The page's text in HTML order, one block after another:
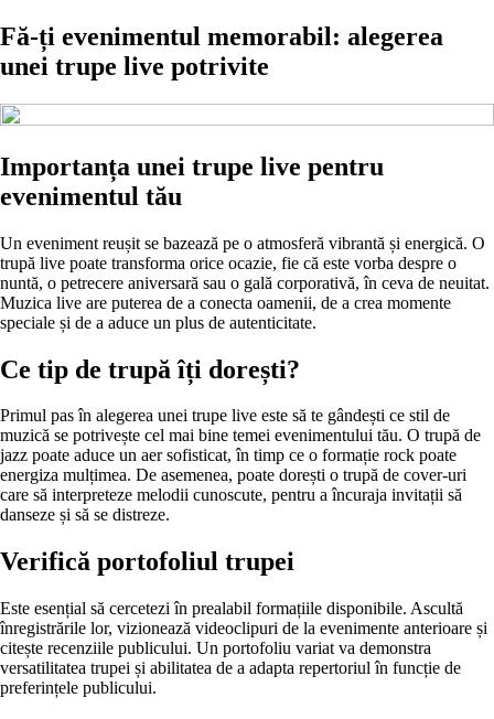
Fă-ți evenimentul memorabil: alegerea
unei trupe live potrivite
Importanța unei trupe live pentru
evenimentul tău
Un eveniment reușit se bazează pe o atmosferă vibrantă și energică. O
trupă live poate transforma orice ocazie, fie că este vorba despre o
nuntă, o petrecere aniversară sau o gală corporativă, în ceva de neuitat.
Muzica live are puterea de a conecta oamenii, de a crea momente
speciale și de a aduce un plus de autenticitate.
Ce tip de trupă îți dorești?
Primul pas în alegerea unei trupe live este să te gândești ce stil de
muzică se potrivește cel mai bine temei evenimentului tău. O trupă de
jazz poate aduce un aer sofisticat, în timp ce o formație rock poate
energiza mulțimea. De asemenea, poate dorești o trupă de cover-uri
care să interpreteze melodii cunoscute, pentru a încuraja invitații să
danseze și să se distreze.
Verifică portofoliul trupei
Este esențial să cercetezi în prealabil formațiile disponibile. Ascultă
înregistrările lor, vizionează videoclipuri de la evenimente anterioare și
citește recenziile publicului. Un portofoliu variat va demonstra
versatilitatea trupei și abilitatea de a adapta repertoriul în funcție de
preferințele publicului.